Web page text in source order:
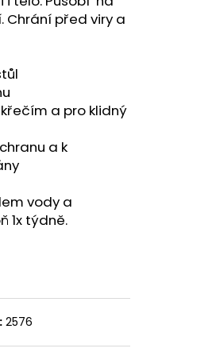
Chrání před viry a
a pro klidný
a k
vody a
1x týdně.
2576